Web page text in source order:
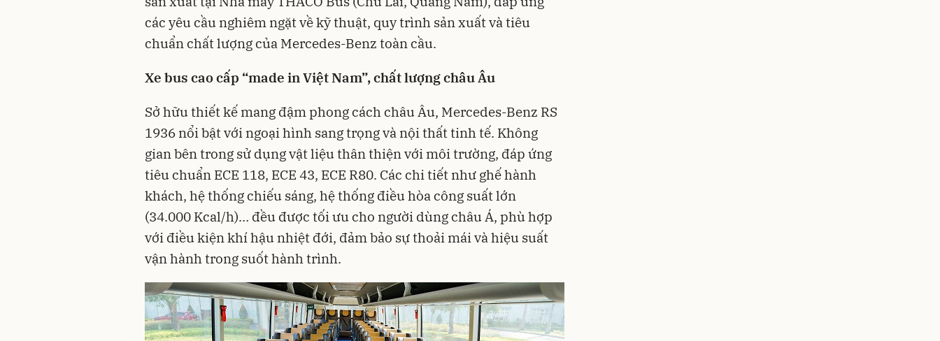
các yêu cầu nghiêm ngặt về kỹ thuật, quy trình sản xuất và tiêu
chuẩn chất lượng của Mercedes-Benz toàn cầu.
Xe bus cao cấp “made in Việt Nam”, chất lượng châu Âu
Sở hữu thiết kế mang đậm phong cách châu Âu, Mercedes-Benz RS
1936 nổi bật với ngoại hình sang trọng và nội thất tinh tế. Không
gian bên trong sử dụng vật liệu thân thiện với môi trường, đáp ứng
tiêu chuẩn ECE 118, ECE 43, ECE R80. Các chi tiết như ghế hành
khách, hệ thống chiếu sáng, hệ thống điều hòa công suất lớn
(34.000 Kcal/h)… đều được tối ưu cho người dùng châu Á, phù hợp
với điều kiện khí hậu nhiệt đới, đảm bảo sự thoải mái và hiệu suất
vận hành trong suốt hành trình.